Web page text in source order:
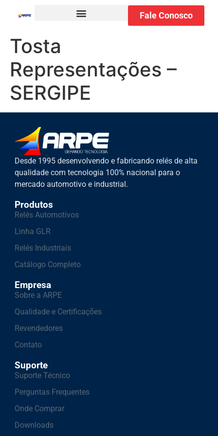
Fale Conosco
Tosta
Representações –
SERGIPE
Desde 1995 desenvolvendo e fabricando relés de alta
qualidade com tecnologia 100% nacional para o
mercado automotivo e industrial.
Produtos
Relés Automotivos
Linha GLR
Relés Industriais
Catálogo Completo
Empresa
Sobre a ARPE
Qualidade e Certificações
Revendedores
Contato
Suporte
Suporte Técnico
Perguntas Frequentes
Onde Comprar
Downloads